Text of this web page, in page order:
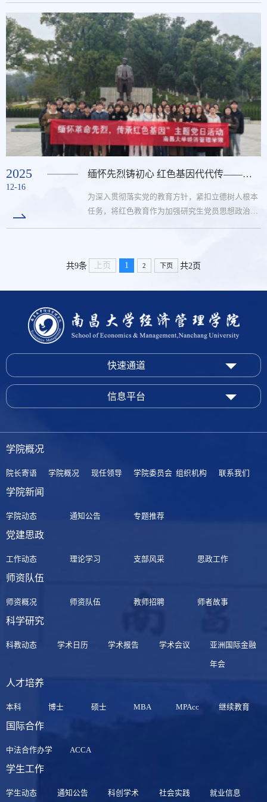
重温改革初心、感悟奋斗历程中凝聚奋进动能，以
青春之姿主动对接国家发展战略，为以中国式现代
化全面推进强国建设、民族复兴伟业注入青春力
量。始入小平小道陈列馆，在陈列馆讲解员的引领
下，缓步走进那段特殊的历史岁月。透过珍贵的历
史图片、朴素的实物陈列、生动的场景复原，同学
们深入了解了邓小平同志在江西工作和生活的点滴
细节。...
2025
12-16
缅怀先烈铸初心 红色基因代代传——南昌大学经管学院研究生党支部开展主题党日
为深入贯彻落实党的教育方针，紧扣立德树人根本
任务，将红色教育作为加强研究生党员思想政治建
导研究生党员从革命先烈精神中汲取奋进力量，在
立，面向鲜红党旗举起右拳，重温入党誓词。铿锵
有力的誓言穿越时空、...
共9条 上页 1 2 下页 共2页
快速通道
信息平台
学院概况
院长寄语 学院概况 现任领导 学院委员会 组织机构 联系我们
学院新闻
学院动态 通知公告 专题推荐
党建思政
工作动态 理论学习 支部风采 思政工作
师资队伍
师资概况 师资队伍 教师招聘 师者故事
科学研究
科教动态 学术日历 学术报告 学术会议 亚洲国际金融
年会
人才培养
本科 博士 硕士 MBA MPAcc 继续教育
国际合作
中法合作办学 ACCA
学生工作
学生动态 通知公告 科创学术 社会实践 就业信息